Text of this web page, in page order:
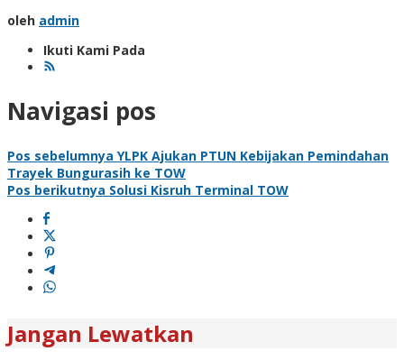
oleh admin
Ikuti Kami Pada
Navigasi pos
Pos sebelumnya YLPK Ajukan PTUN Kebijakan Pemindahan
Trayek Bungurasih ke TOW
Pos berikutnya Solusi Kisruh Terminal TOW
Jangan Lewatkan